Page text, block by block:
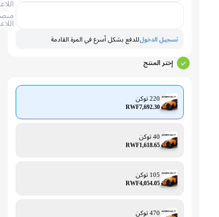
اللاعب
اللاعب
تسجيل الدخول للدفع بشكل أسرع في المرة القادمة
إختر المنتج
220 توكن
RWF7,692.30
40 توكن
RWF1,618.65
105 توكن
RWF4,054.05
470 توكن